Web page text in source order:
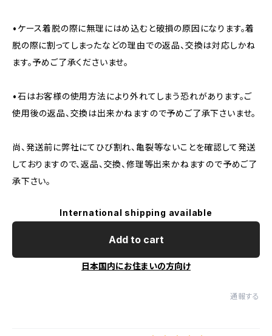
•ケース着脱の際に無理にはめ込むと破損の原因になります。着
脱の際に割ってしまったなどの理由での返品、交換は対応しかね
ます。予めご了承くださいませ。
•石はお客様の使用方法により外れてしまう恐れがあります。ご
使用後の返品、交換は出来かねますので予めご了承下さいませ。
尚、発送前に弊社にてひび割れ、亀裂等ないことを確認して発送
しておりますので、返品、交換、修理等出来かねますので予めご了
承下さい。
International shipping available
Add to cart
日本国内にお住まいの方向け
通報する